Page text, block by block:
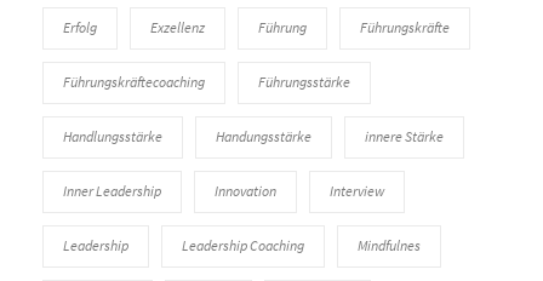
Erfolg Exzellenz Führung Führungskräfte
Führungskräftecoaching Führungsstärke
Handlungsstärke Handungsstärke innere Stärke
Inner Leadership Innovation Interview
Leadership Leadership Coaching Mindfulnes